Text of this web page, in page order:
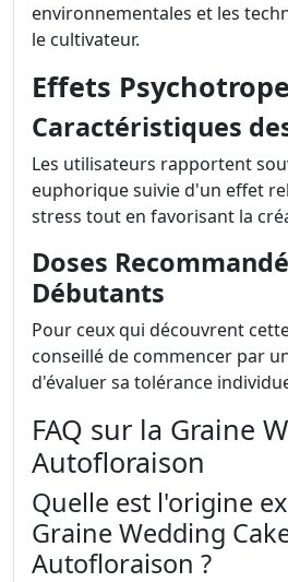
environnementales et les
le cultivateur.
Effets
Caractéristiques
Les utilisateurs rapportent
euphorique suivie d'un effet
stress tout en favorisant la
Doses
Débutants
Pour ceux qui découvrent
conseillé de commencer par
d'évaluer sa tolérance
FAQ sur la Graine
Autofloraison
Quelle est l'origine
Graine Wedding
Autofloraison ?